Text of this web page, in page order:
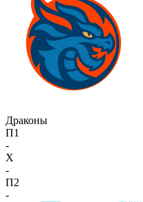
Драконы
П1
-
X
-
П2
-